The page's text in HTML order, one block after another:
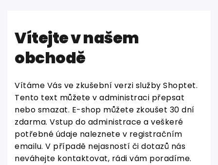
Vítejte v našem
obchodě
Vítáme Vás ve zkušební verzi služby Shoptet.
Tento text můžete v administraci přepsat
nebo smazat. E-shop můžete zkoušet 30 dní
zdarma. Vstup do administrace a veškeré
potřebné údaje naleznete v registračním
emailu. V případě nejasností či dotazů nás
neváhejte kontaktovat, rádi vám poradíme.